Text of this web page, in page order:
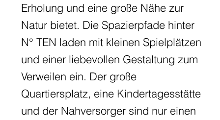
Erholung und eine große Nähe zur
Natur bietet. Die Spazierpfade hinter
N° TEN laden mit kleinen Spielplätzen
und einer liebevollen Gestaltung zum
Verweilen ein. Der große
Quartiersplatz, eine Kindertagesstätte
und der Nahversorger sind nur einen